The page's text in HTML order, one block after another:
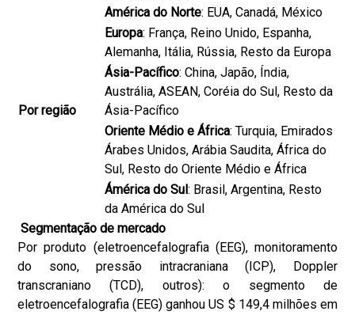
Por região
América do Norte: EUA, Canadá, México
Europa: França, Reino Unido, Espanha,
Alemanha, Itália, Rússia, Resto da Europa
Ásia-Pacífico: China, Japão, Índia,
Austrália, ASEAN, Coréia do Sul, Resto da
Ásia-Pacífico
Oriente Médio e África: Turquia, Emirados
Árabes Unidos, Arábia Saudita, África do
Sul, Resto do Oriente Médio e África
Ámérica do Sul: Brasil, Argentina, Resto
da América do Sul
Segmentação de mercado
Por produto (eletroencefalografia (EEG), monitoramento
do sono, pressão intracraniana (ICP), Doppler
transcraniano (TCD), outros): o segmento de
eletroencefalografia (EEG) ganhou US $ 149,4 milhões em